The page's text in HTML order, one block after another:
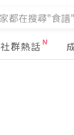
社群熱話